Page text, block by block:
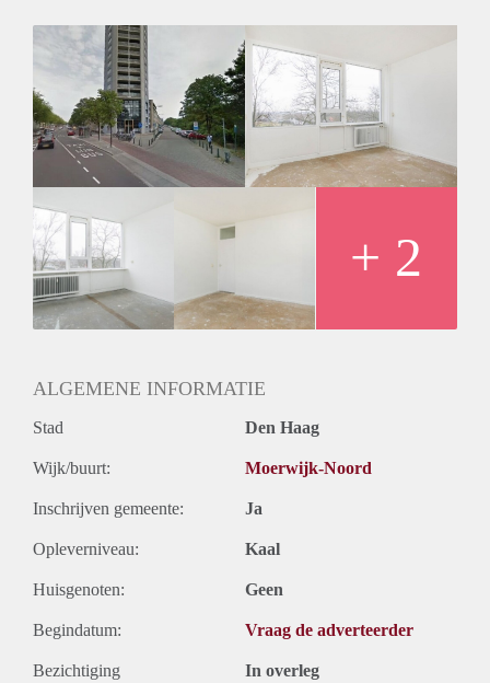
Huisdieren toegestaan: Afhankelijk van de Eigenaar
Huurtoeslag grens: Nee
Geschikt voor studenten: Afhankelijk van de Eigenaar
+ 2
ALGEMENE INFORMATIE
Stad Den Haag
Wijk/buurt: Moerwijk-Noord
Inschrijven gemeente: Ja
Opleverniveau: Kaal
Huisgenoten: Geen
Begindatum: Vraag de adverteerder
Bezichtiging In overleg